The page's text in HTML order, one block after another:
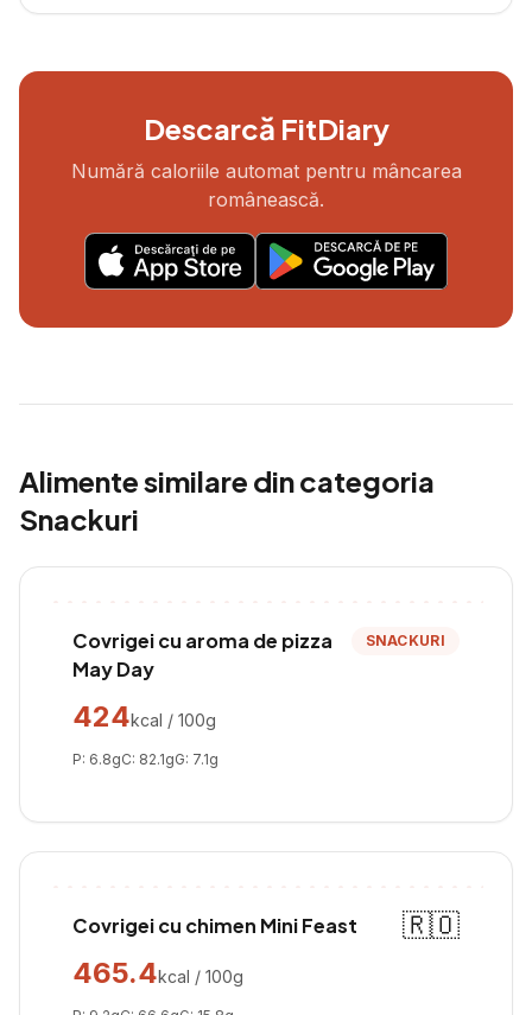
Descarcă FitDiary
Numără caloriile automat pentru mâncarea
românească.
Alimente similare din categoria
Snackuri
Covrigei cu aroma de pizza
May Day
SNACKURI
424kcal / 100g
P: 6.8gC: 82.1gG: 7.1g
Covrigei cu chimen Mini Feast
🇷🇴
465.4kcal / 100g